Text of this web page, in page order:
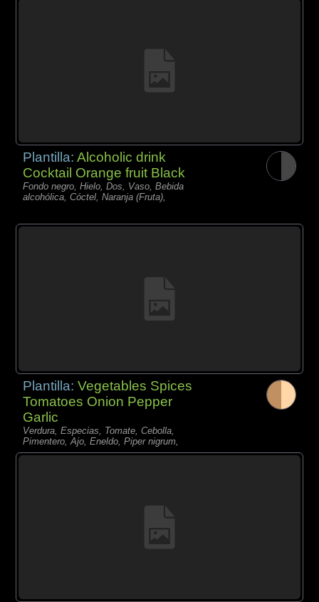
Plantilla:Alcoholic drink
Cocktail Orange fruit Black
Fondo negro, Hielo, Dos, Vaso, Bebida
alcohólica, Cóctel, Naranja (Fruta),
Plantilla:Vegetables Spices
Tomatoes Onion Pepper
Garlic
Verdura, Especias, Tomate, Cebolla,
Pimentero, Ajo, Eneldo, Piper nigrum,